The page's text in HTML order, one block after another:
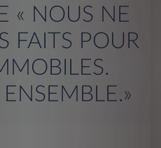
« NOUS NE
FAITS POUR